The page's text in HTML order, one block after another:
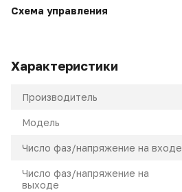
Схема управления
Характеристики
Производитель
Модель
Число фаз/напряжение на входе
Число фаз/напряжение на
выходе